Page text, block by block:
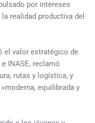
por intereses
realidad productiva del
el valor estratégico de
INASE, reclamó
rutas y logística, y
equilibrada y